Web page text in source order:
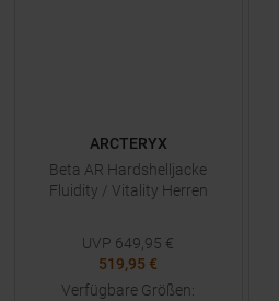
ARCTERYX
Beta AR Hardshelljacke
Fluidity / Vitality Herren
UVP 649,95 €
519,95 €
Verfügbare Größen: